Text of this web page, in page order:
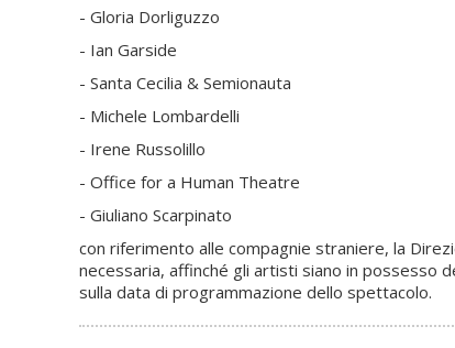
- Gloria Dorliguzzo
- Ian Garside
- Santa Cecilia & Semionauta
- Michele Lombardelli
- Irene Russolillo
- Office for a Human Theatre
- Giuliano Scarpinato
con riferimento alle compagnie straniere, la
necessaria, affinché gli artisti siano in possesso
sulla data di programmazione dello spettacolo.